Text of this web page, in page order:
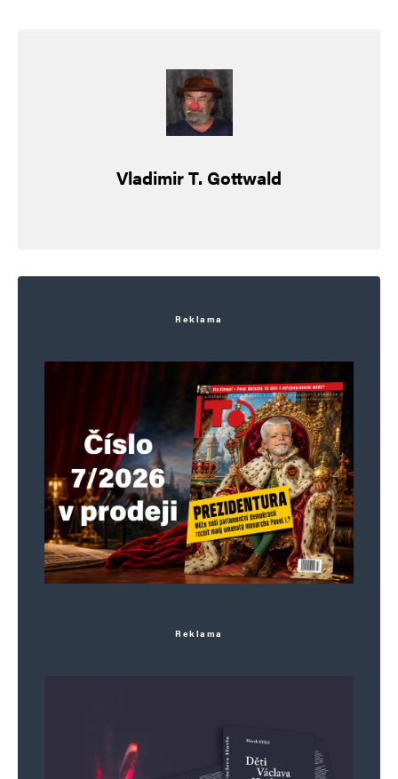
Vladimir T. Gottwald
Reklama
Reklama